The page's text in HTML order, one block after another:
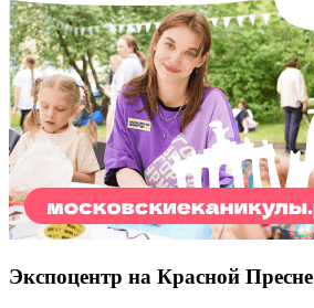
Экспоцентр на Красной Пресне